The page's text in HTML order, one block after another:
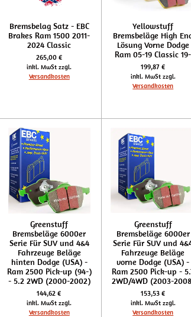
Bremsbelag Satz - EBC
Brakes Ram 1500 2011-
2024 Classic
265,00 €
inkl. MwSt zzgl.
Versandkosten
Yellowstuff
Bremsbeläge High
Lösung Vorne Dodge
Ram 05-19 Classic 19-
199,87 €
inkl. MwSt zzgl.
Versandkosten
Greenstuff
Bremsbeläge 6000er
Serie Für SUV und 4&4
Fahrzeuge Beläge
hinten Dodge (USA) -
Ram 2500 Pick-up (94-)
- 5.2 2WD (2000-2002)
144,62 €
inkl. MwSt zzgl.
Versandkosten
Greenstuff
Bremsbeläge 6000er
Serie Für SUV und
Fahrzeuge Beläge
vorne Dodge (USA) -
Ram 2500 Pick-up -
2WD/4WD (2003-
153,53 €
inkl. MwSt zzgl.
Versandkosten